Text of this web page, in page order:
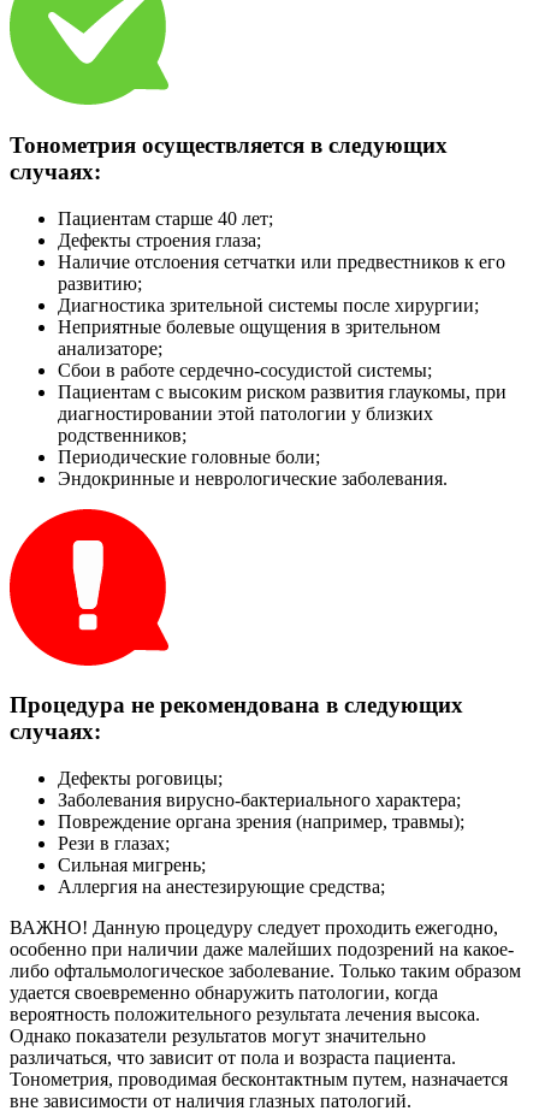
Тонометрия осуществляется в следующих
случаях:
Пациентам старше 40 лет;
Дефекты строения глаза;
Наличие отслоения сетчатки или предвестников к его
развитию;
Диагностика зрительной системы после хирургии;
Неприятные болевые ощущения в зрительном
анализаторе;
Сбои в работе сердечно-сосудистой системы;
Пациентам с высоким риском развития глаукомы, при
диагностировании этой патологии у близких
родственников;
Периодические головные боли;
Эндокринные и неврологические заболевания.
Процедура не рекомендована в следующих
случаях:
Дефекты роговицы;
Заболевания вирусно-бактериального характера;
Повреждение органа зрения (например, травмы);
Рези в глазах;
Сильная мигрень;
Аллергия на анестезирующие средства;
ВАЖНО! Данную процедуру следует проходить ежегодно,
особенно при наличии даже малейших подозрений на какое-
либо офтальмологическое заболевание. Только таким образом
удается своевременно обнаружить патологии, когда
вероятность положительного результата лечения высока.
Однако показатели результатов могут значительно
различаться, что зависит от пола и возраста пациента.
Тонометрия, проводимая бесконтактным путем, назначается
вне зависимости от наличия глазных патологий.